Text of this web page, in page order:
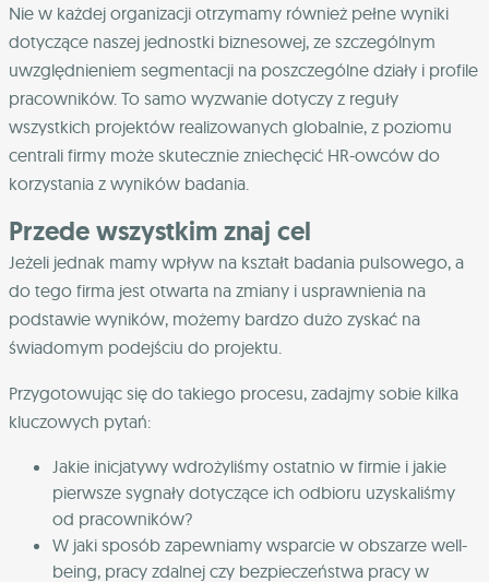
Nie w każdej organizacji otrzymamy również pełne wyniki
dotyczące naszej jednostki biznesowej, ze szczególnym
uwzględnieniem segmentacji na poszczególne działy i profile
pracowników. To samo wyzwanie dotyczy z reguły
wszystkich projektów realizowanych globalnie, z poziomu
centrali firmy może skutecznie zniechęcić HR-owców do
korzystania z wyników badania.
Przede wszystkim znaj cel
Jeżeli jednak mamy wpływ na kształt badania pulsowego, a
do tego firma jest otwarta na zmiany i usprawnienia na
podstawie wyników, możemy bardzo dużo zyskać na
świadomym podejściu do projektu.
Przygotowując się do takiego procesu, zadajmy sobie kilka
kluczowych pytań:
Jakie inicjatywy wdrożyliśmy ostatnio w firmie i jakie
pierwsze sygnały dotyczące ich odbioru uzyskaliśmy
od pracowników?
W jaki sposób zapewniamy wsparcie w obszarze well-
being, pracy zdalnej czy bezpieczeństwa pracy w